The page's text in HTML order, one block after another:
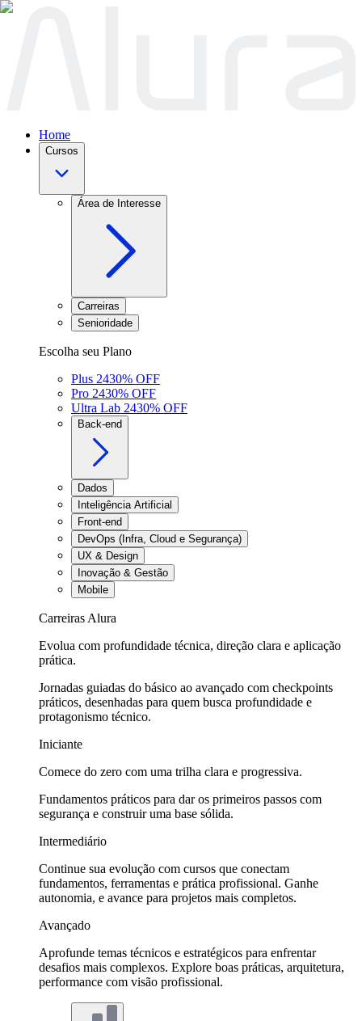
Home
Cursos
Área de Interesse
Carreiras
Senioridade
Escolha seu Plano
Plus 2430% OFF
Pro 2430% OFF
Ultra Lab 2430% OFF
Back-end
Dados
Inteligência Artificial
Front-end
DevOps (Infra, Cloud e Segurança)
UX & Design
Inovação & Gestão
Mobile
Carreiras Alura
Evolua com profundidade técnica, direção clara e aplicação
prática.
Jornadas guiadas do básico ao avançado com checkpoints
práticos, desenhadas para quem busca profundidade e
protagonismo técnico.
Iniciante
Comece do zero com uma trilha clara e progressiva.
Fundamentos práticos para dar os primeiros passos com
segurança e construir uma base sólida.
Intermediário
Continue sua evolução com cursos que conectam
fundamentos, ferramentas e prática profissional. Ganhe
autonomia, e avance para projetos mais completos.
Avançado
Aprofunde temas técnicos e estratégicos para enfrentar
desafios mais complexos. Explore boas práticas, arquitetura,
performance com visão profissional.